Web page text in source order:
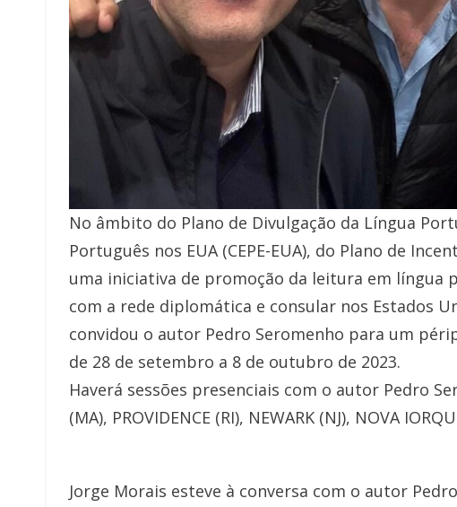
No âmbito do Plano de Divulgação da Língua
Português nos EUA (CEPE-EUA), do Plano de
uma iniciativa de promoção da leitura em língua
com a rede diplomática e consular nos Estados
convidou o autor Pedro Seromenho para um
de 28 de setembro a 8 de outubro de 2023.
Haverá sessões presenciais com o autor Pedro
(MA), PROVIDENCE (RI), NEWARK (NJ), NOVA
Jorge Morais esteve à conversa com o autor